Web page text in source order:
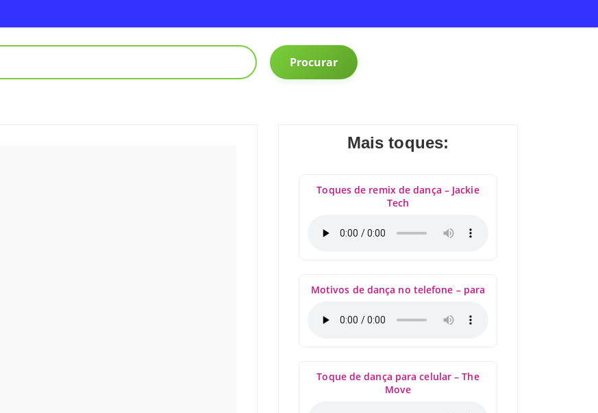
Procurar
Mais toques:
Toques de remix de dança – Jackie
Tech
Motivos de dança no telefone – para
Toque de dança para celular – The
Move